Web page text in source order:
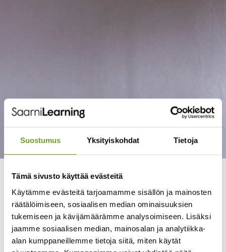
Suostumus Yksityiskohdat Tietoja
Tämä sivusto käyttää evästeitä
Käytämme evästeitä tarjoamamme sisällön ja mainosten
räätälöimiseen, sosiaalisen median ominaisuuksien
tukemiseen ja kävijämäärämme analysoimiseen. Lisäksi
jaamme sosiaalisen median, mainosalan ja analytiikka-
alan kumppaneillemme tietoja siitä, miten käytät
Priiman ulkoasu uudistuu keskiviikkona 14.12. klo 18, kun
selkeyttä ja helppokäyttöisyyttä. Tule mukaan Priima
Akatemia Liveen perjantaina 16.12. klo 8.30-9.30 tutustumaan
uudistukseen, sen taustoihin ja Priiman kehitykseen.